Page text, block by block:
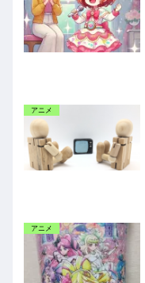
アニメ
アニメ